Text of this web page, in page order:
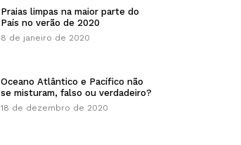
Praias limpas na maior parte do
País no verão de 2020
8 de janeiro de 2020
Oceano Atlântico e Pacífico não
se misturam, falso ou verdadeiro?
18 de dezembro de 2020